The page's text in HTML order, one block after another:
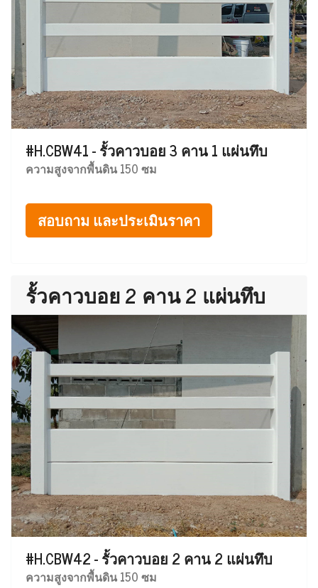
#H.CBW41 - รั้วคาวบอย 3 คาน 1 แผ่นทึบ
ความสูงจากพื้นดิน 150 ซม
สอบถาม และประเมินราคา
รั้วคาวบอย 2 คาน 2 แผ่นทึบ
#H.CBW42 - รั้วคาวบอย 2 คาน 2 แผ่นทึบ
ความสูงจากพื้นดิน 150 ซม